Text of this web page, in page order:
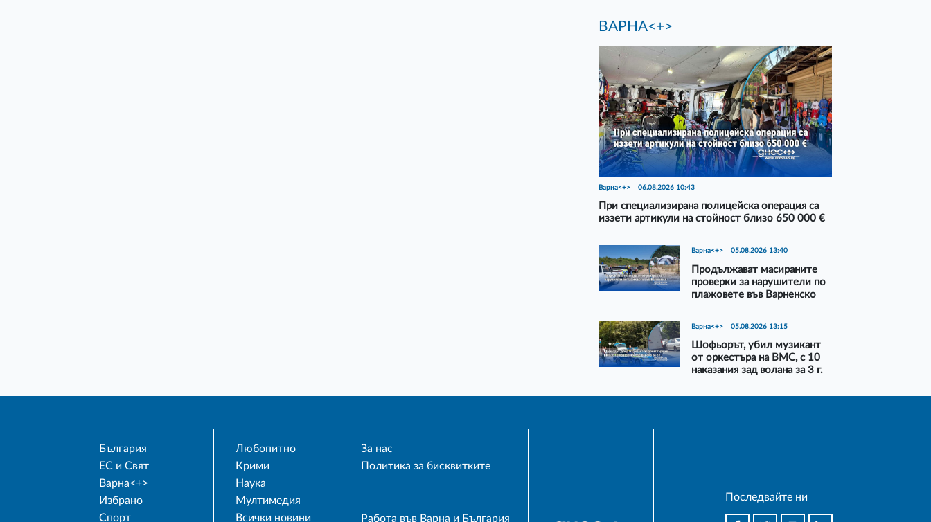
ВАРНА<+>
Варна<+> 06.08.2026 10:43
При специализирана полицейска операция са
иззети артикули на стойност близо 650 000 €
Варна<+> 05.08.2026 13:40
Продължават масираните
проверки за нарушители по
плажовете във Варненско
Варна<+> 05.08.2026 13:15
Шофьорът, убил музикант
от оркестъра на ВМС, с 10
наказания зад волана за 3 г.
България
ЕС и Свят
Варна<+>
Избрано
Спорт
Любопитно
Крими
Наука
Мултимедия
Всички новини
За нас
Политика за бисквитките
Работа във Варна и България
Последвайте ни